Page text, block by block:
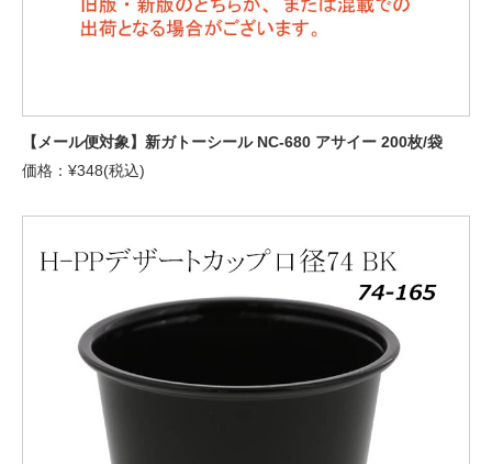
【メール便対象】新ガトーシール NC-680 アサイー 200枚/袋
価格：¥348(税込)